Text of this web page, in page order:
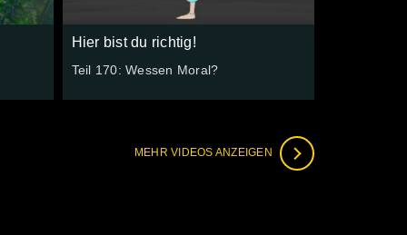
Hier bist du richtig!
Teil 170: Wessen Moral?
MEHR VIDEOS ANZEIGEN